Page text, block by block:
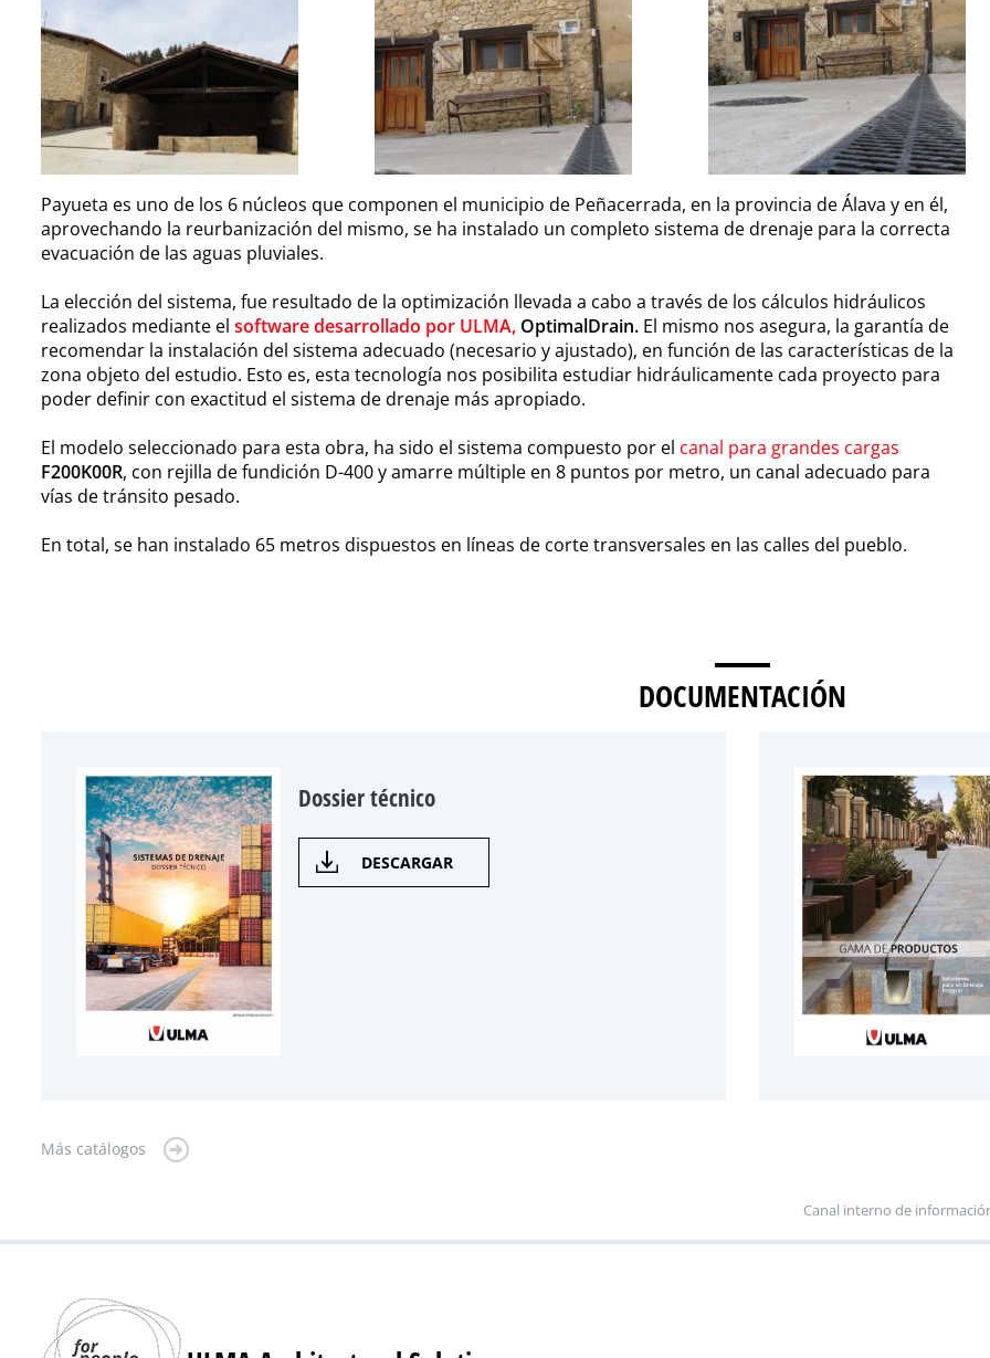
Payueta es uno de los 6 núcleos que componen el municipio de Peñacerrada, en la provincia de Álava y en él,
aprovechando la reurbanización del mismo, se ha instalado un completo sistema de drenaje para la correcta
evacuación de las aguas pluviales.
La elección del sistema, fue resultado de la optimización llevada a cabo a través de los cálculos hidráulicos
realizados mediante el software desarrollado por ULMA, OptimalDrain. El mismo nos asegura, la garantía de
recomendar la instalación del sistema adecuado (necesario y ajustado), en función de las características de la
zona objeto del estudio. Esto es, esta tecnología nos posibilita estudiar hidráulicamente cada proyecto para
poder definir con exactitud el sistema de drenaje más apropiado.
El modelo seleccionado para esta obra, ha sido el sistema compuesto por el canal para grandes cargas
F200K00R, con rejilla de fundición D-400 y amarre múltiple en 8 puntos por metro, un canal adecuado para
vías de tránsito pesado.
En total, se han instalado 65 metros dispuestos en líneas de corte transversales en las calles del pueblo.
DOCUMENTACIÓN
Dossier técnico
DESCARGAR
Más catálogos
Canal interno de